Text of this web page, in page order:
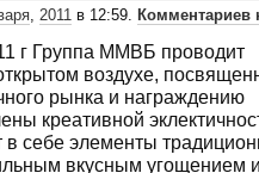
2011 в 12:59. Комментариев
г Группа ММВБ проводит
воздухе,
рынка и награждению
креативной
в себе элементы
вкусным угощением